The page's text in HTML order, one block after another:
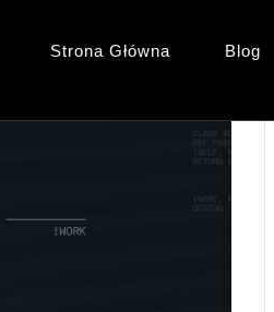
Strona Główna Blog